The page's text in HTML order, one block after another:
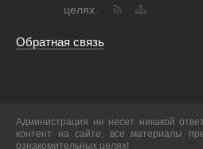
целях.
Обратная связь
Администрация не несет никакой
контент на сайте, все материалы
ознакомительных целях!